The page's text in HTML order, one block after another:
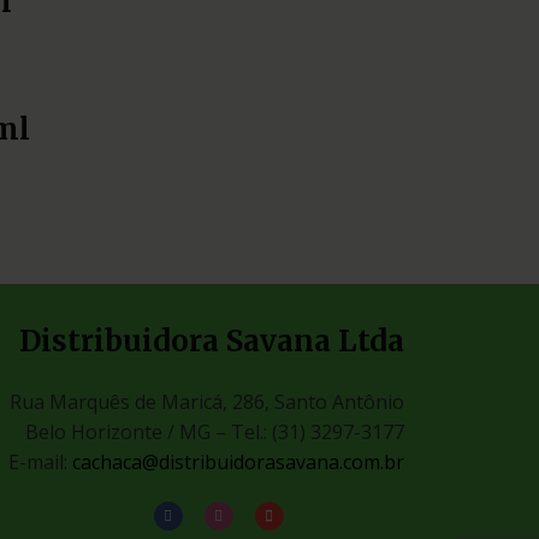
Distribuidora Savana Ltda
Rua Marquês de Maricá, 286, Santo Antônio
Belo Horizonte / MG – Tel.: (31) 3297-3177
E-mail: cachaca@distribuidorasavana.com.br